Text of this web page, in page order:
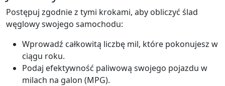
Postępuj zgodnie z tymi krokami, aby obliczyć ślad
węglowy swojego samochodu:
Wprowadź całkowitą liczbę mil, które pokonujesz w
ciągu roku.
Podaj efektywność paliwową swojego pojazdu w
milach na galon (MPG).